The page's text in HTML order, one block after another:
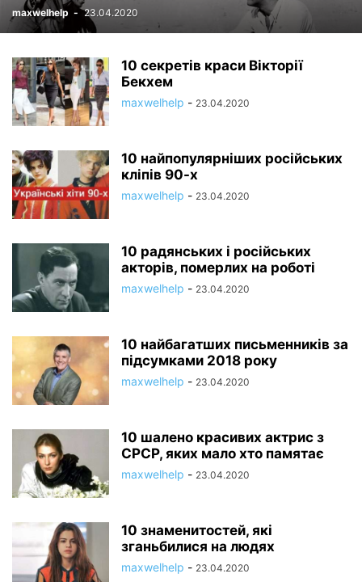
maxwelhelp - 23.04.2020
10 секретів краси Вікторії
Бекхем
maxwelhelp - 23.04.2020
10 найпопулярніших російських
кліпів 90-х
maxwelhelp - 23.04.2020
10 радянських і російських
акторів, померлих на роботі
maxwelhelp - 23.04.2020
10 найбагатших письменників за
підсумками 2018 року
maxwelhelp - 23.04.2020
10 шалено красивих актрис з
СРСР, яких мало хто памятає
maxwelhelp - 23.04.2020
10 знаменитостей, які
зганьбилися на людях
maxwelhelp - 23.04.2020